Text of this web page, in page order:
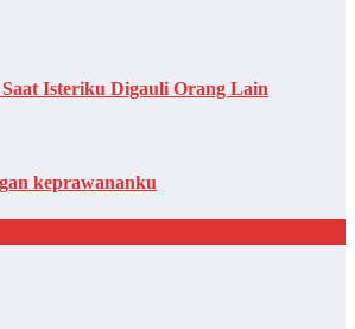
Isteriku Digauli Orang Lain
keprawananku